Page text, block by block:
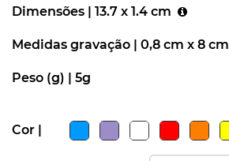
Dimensões | 13.7 x 1.4 cm
Medidas gravação | 0,8 cm x 8 cm
Peso (g) | 5g
Cor |